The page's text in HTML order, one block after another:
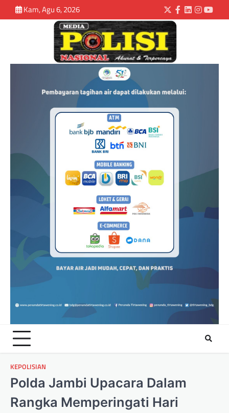
Kam, Agu 6, 2026
KEPOLISIAN
Polda Jambi Upacara Dalam
Rangka Memperingati Hari